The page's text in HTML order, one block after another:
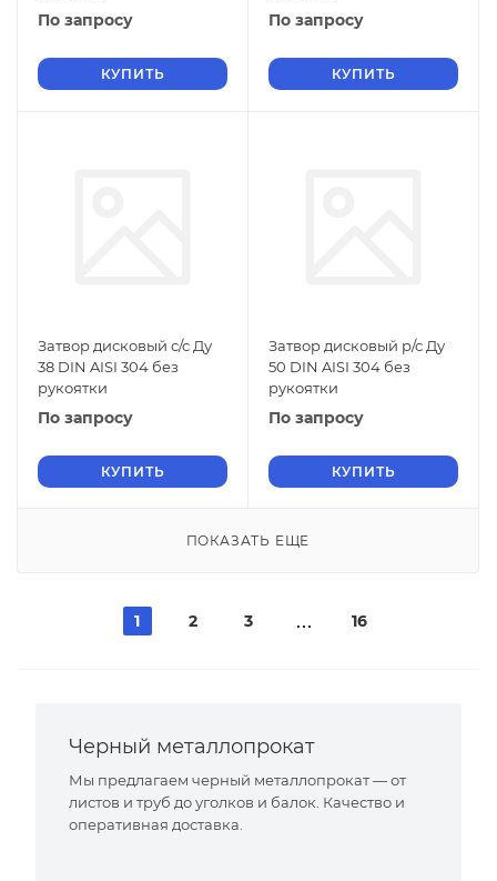
По запросу
КУПИТЬ
По запросу
КУПИТЬ
Затвор дисковый с/с Ду
38 DIN AISI 304 без
рукоятки
По запросу
КУПИТЬ
Затвор дисковый р/с Ду
50 DIN AISI 304 без
рукоятки
По запросу
КУПИТЬ
ПОКАЗАТЬ ЕЩЕ
1 2 3 16
Черный металлопрокат
Мы предлагаем черный металлопрокат — от
листов и труб до уголков и балок. Качество и
оперативная доставка.